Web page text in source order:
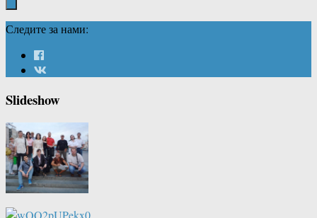
Следите за нами:
Slideshow